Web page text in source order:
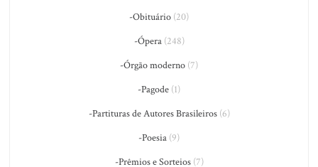
-Obituário (20)
-Ópera(248)
-Órgão moderno (7)
-Pagode (1)
-Partituras de Autores Brasileiros(6)
-Poesia (9)
-Prêmios e Sorteios(7)